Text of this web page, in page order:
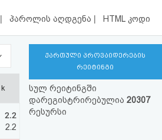
| პაროლის აღდგენა | HTML კოდი
k
2.2
2.2
ქართული პროვაიდერების
რეიტინგი
სულ რეიტინგში
დარეგისტრირებულია 20307
რესურსი